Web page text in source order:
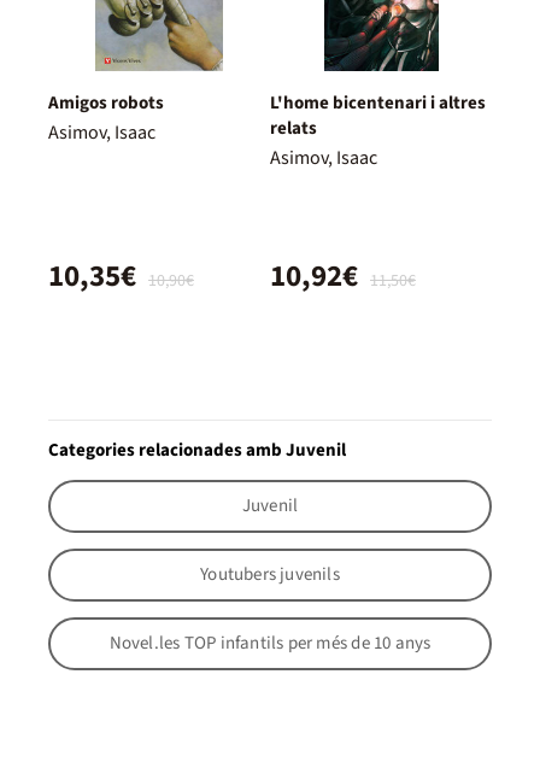
Amigos robots
Asimov, Isaac
10,90€
10,35€
L'home bicentenari i altres
relats
Asimov, Isaac
11,50€
10,92€
Categories relacionades amb Juvenil
Juvenil
Youtubers juvenils
Novel.les TOP infantils per més de 10 anys